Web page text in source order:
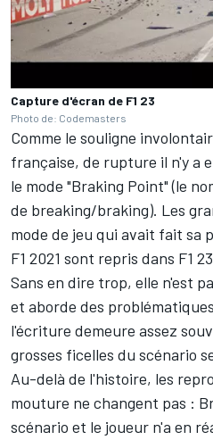
Capture d'écran de F1 23
Photo de: Codemasters
Comme le souligne
française, de rupture il n'y a
le mode "Braking Point" (le
de breaking/braking). Les
mode de jeu qui avait fait sa
F1 2021 sont repris dans F1
Sans en dire trop, elle n'est
et aborde des
l'écriture demeure assez
grosses ficelles du scénario
Au-delà de l'histoire, les
mouture ne changent pas :
scénario et le joueur n'a en